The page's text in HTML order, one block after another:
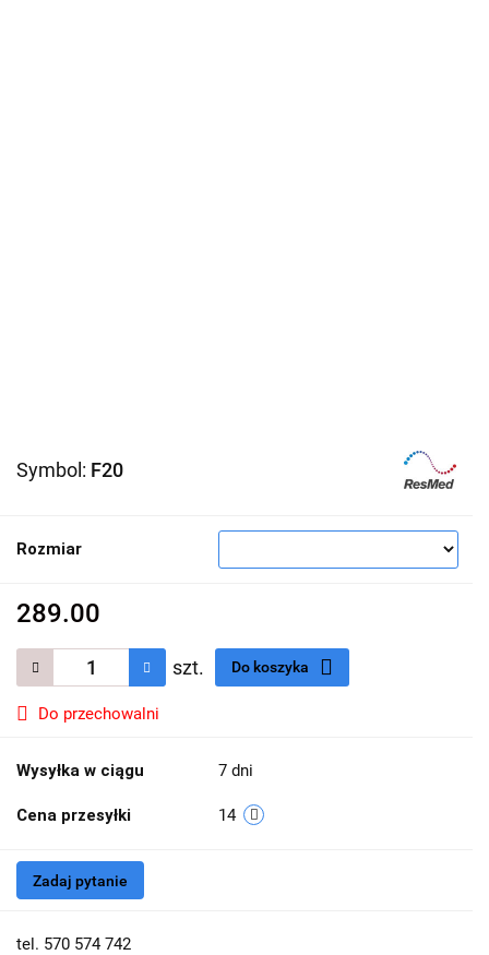
Symbol: F20
Rozmiar
289.00
szt. Do koszyka
Do przechowalni
Wysyłka w ciągu 7 dni
Cena przesyłki 14
Zadaj pytanie
tel. 570 574 742